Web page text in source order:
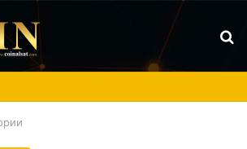
сервисы после кибератаки